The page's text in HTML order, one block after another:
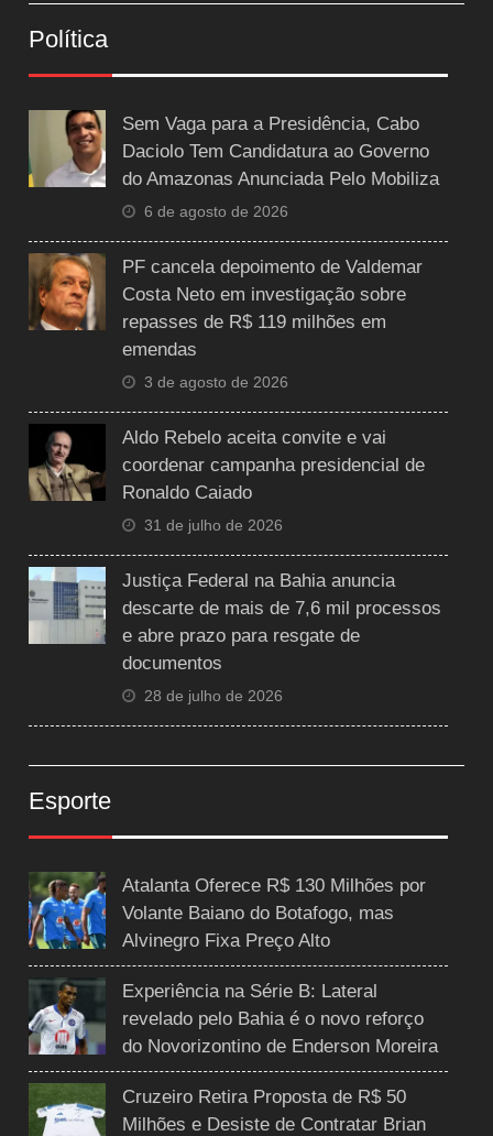
Política
Sem Vaga para a Presidência, Cabo
Daciolo Tem Candidatura ao Governo
do Amazonas Anunciada Pelo Mobiliza
6 de agosto de 2026
PF cancela depoimento de Valdemar
Costa Neto em investigação sobre
repasses de R$ 119 milhões em
emendas
3 de agosto de 2026
Aldo Rebelo aceita convite e vai
coordenar campanha presidencial de
Ronaldo Caiado
31 de julho de 2026
Justiça Federal na Bahia anuncia
descarte de mais de 7,6 mil processos
e abre prazo para resgate de
documentos
28 de julho de 2026
Esporte
Atalanta Oferece R$ 130 Milhões por
Volante Baiano do Botafogo, mas
Alvinegro Fixa Preço Alto
Experiência na Série B: Lateral
revelado pelo Bahia é o novo reforço
do Novorizontino de Enderson Moreira
Cruzeiro Retira Proposta de R$ 50
Milhões e Desiste de Contratar Brian